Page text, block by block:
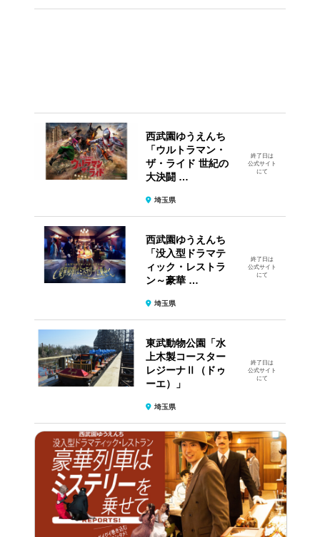
西武園ゆうえんち
「ウルトラマン・
ザ・ライド 世紀の
大決闘 …
埼玉県
終了日は
公式サイト
にて
西武園ゆうえんち
「没入型ドラマテ
ィック・レストラ
ン～豪華 …
埼玉県
終了日は
公式サイト
にて
東武動物公園「水
上木製コースター
レジーナⅡ（ドゥ
ーエ）」
埼玉県
終了日は
公式サイト
にて